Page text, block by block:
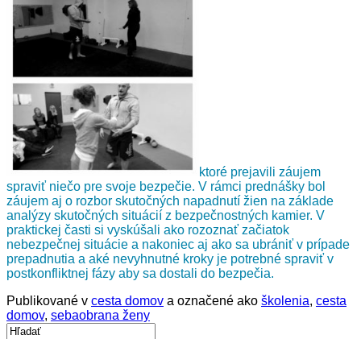
ktoré prejavili záujem
spraviť niečo pre svoje bezpečie. V rámci prednášky bol
záujem aj o rozbor skutočných napadnutí žien na základe
analýzy skutočných situácií z bezpečnostných kamier. V
praktickej časti si vyskúšali ako rozoznať začiatok
nebezpečnej situácie a nakoniec aj ako sa ubrániť v prípade
prepadnutia a aké nevyhnutné kroky je potrebné spraviť v
postkonfliktnej fázy aby sa dostali do bezpečia.
Publikované v cesta domov a označené ako školenia, cesta
domov, sebaobrana ženy